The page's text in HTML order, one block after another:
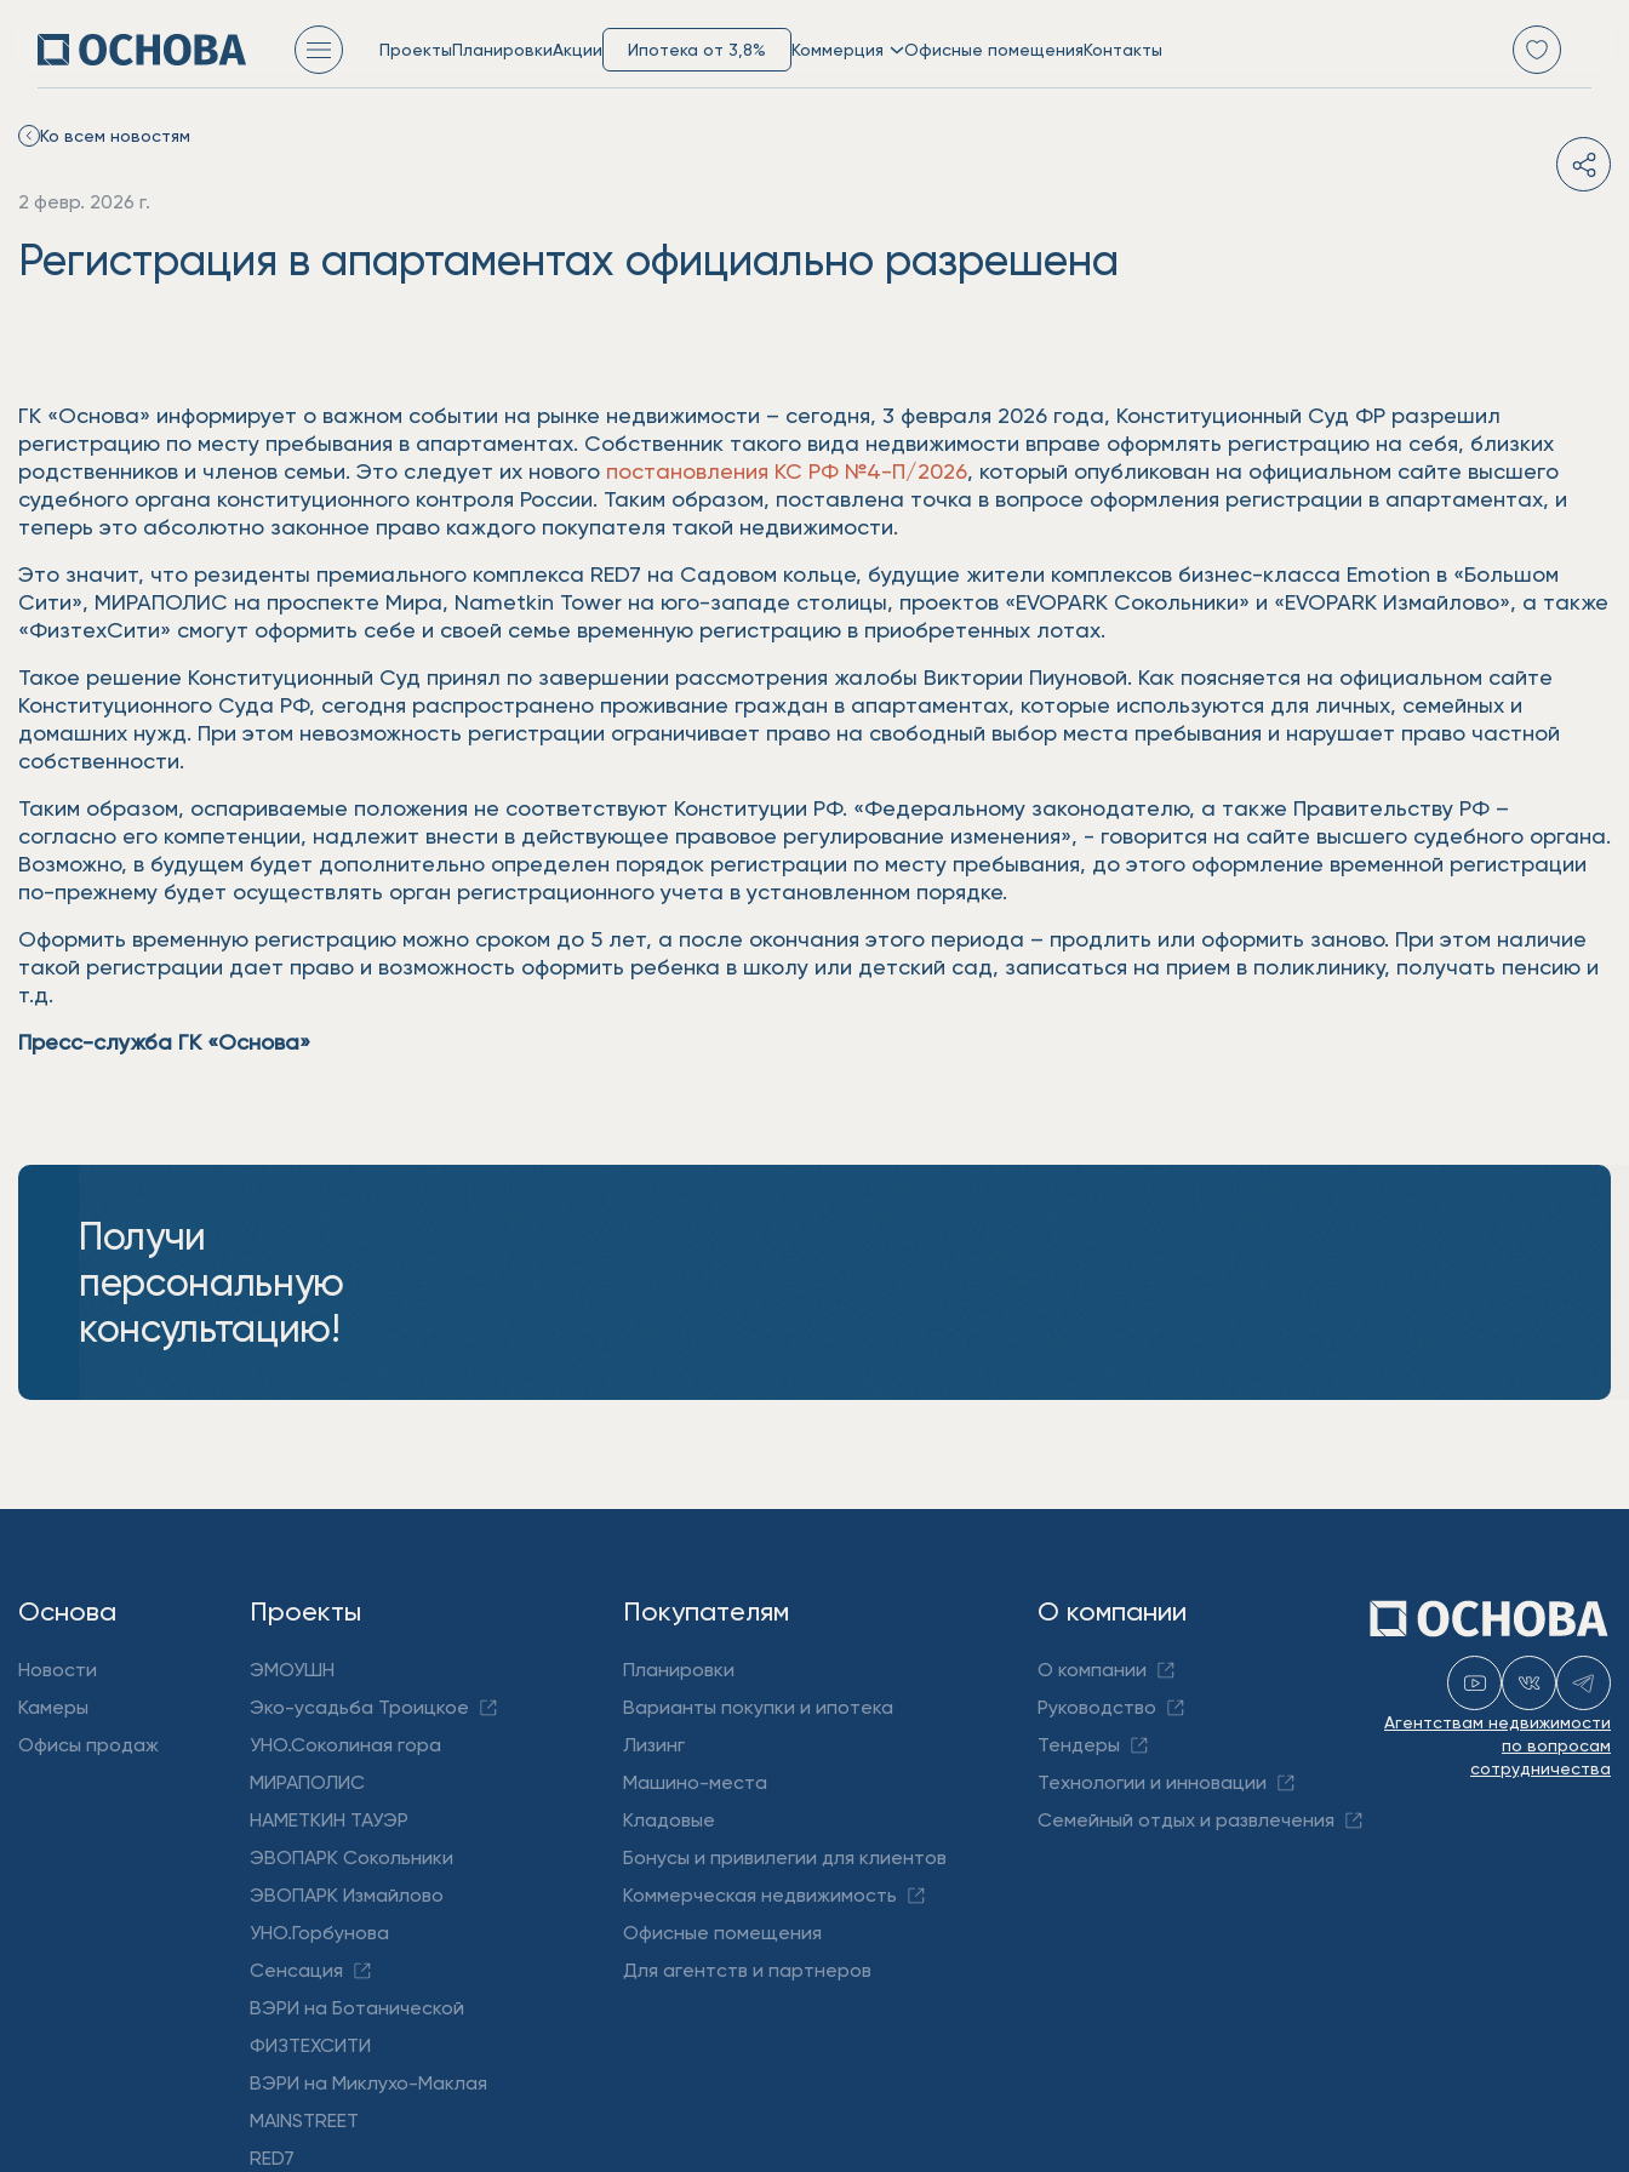
ПроектыПланировкиАкции Ипотека от 3,8% Коммерция Офисные помещенияКонтакты
Ко всем новостям
2 февр. 2026 г.
Регистрация в апартаментах официально разрешена
ГК «Основа» информирует о важном событии на рынке недвижимости – сегодня, 3 февраля 2026 года, Конституционный Суд ФР разрешил
регистрацию по месту пребывания в апартаментах. Собственник такого вида недвижимости вправе оформлять регистрацию на себя, близких
родственников и членов семьи. Это следует их нового постановления КС РФ №4-П/2026, который опубликован на официальном сайте высшего
судебного органа конституционного контроля России. Таким образом, поставлена точка в вопросе оформления регистрации в апартаментах, и
теперь это абсолютно законное право каждого покупателя такой недвижимости.
Это значит, что резиденты премиального комплекса RED7 на Садовом кольце, будущие жители комплексов бизнес-класса Emotion в «Большом
Сити», МИРАПОЛИС на проспекте Мира, Nametkin Tower на юго-западе столицы, проектов «EVOPARK Сокольники» и «EVOPARK Измайлово», а также
«ФизтехСити» смогут оформить себе и своей семье временную регистрацию в приобретенных лотах.
Такое решение Конституционный Суд принял по завершении рассмотрения жалобы Виктории Пиуновой. Как поясняется на официальном сайте
Конституционного Суда РФ, сегодня распространено проживание граждан в апартаментах, которые используются для личных, семейных и
домашних нужд. При этом невозможность регистрации ограничивает право на свободный выбор места пребывания и нарушает право частной
собственности.
Таким образом, оспариваемые положения не соответствуют Конституции РФ. «Федеральному законодателю, а также Правительству РФ –
согласно его компетенции, надлежит внести в действующее правовое регулирование изменения», - говорится на сайте высшего судебного органа.
Возможно, в будущем будет дополнительно определен порядок регистрации по месту пребывания, до этого оформление временной регистрации
по-прежнему будет осуществлять орган регистрационного учета в установленном порядке.
Оформить временную регистрацию можно сроком до 5 лет, а после окончания этого периода – продлить или оформить заново. При этом наличие
такой регистрации дает право и возможность оформить ребенка в школу или детский сад, записаться на прием в поликлинику, получать пенсию и
т.д.
Пресс-служба ГК «Основа»
Получи
персональную
консультацию!
Основа
Новости
Камеры
Офисы продаж
Проекты
ЭМОУШН
Эко-усадьба Троицкое
УНО.Соколиная гора
МИРАПОЛИС
НАМЕТКИН ТАУЭР
ЭВОПАРК Сокольники
ЭВОПАРК Измайлово
УНО.Горбунова
Сенсация
ВЭРИ на Ботанической
ФИЗТЕХСИТИ
ВЭРИ на Миклухо-Маклая
MAINSTREET
RED7
Покупателям
Планировки
Варианты покупки и ипотека
Лизинг
Машино-места
Кладовые
Бонусы и привилегии для клиентов
Коммерческая недвижимость
Офисные помещения
Для агентств и партнеров
О компании
О компании
Руководство
Тендеры
Технологии и инновации
Семейный отдых и развлечения
Агентствам недвижимости
по вопросам
сотрудничества